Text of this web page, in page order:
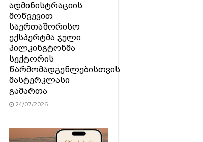
ადმინისტრაციის
მოწვევით
საერთაშორისო
ექსპერტმა ჯული
პილკინგტონმა
სექტორის
წარმომადგენლებისთვის
მასტერკლასი
გამართა
24/07/2026